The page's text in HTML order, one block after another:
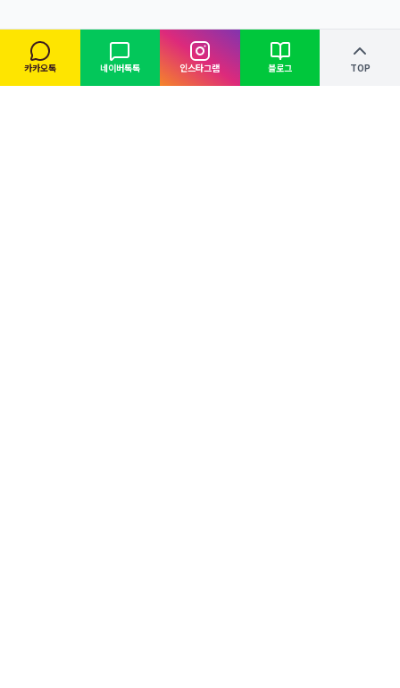
카카오톡 네이버톡톡 인스타그램 블로그 TOP